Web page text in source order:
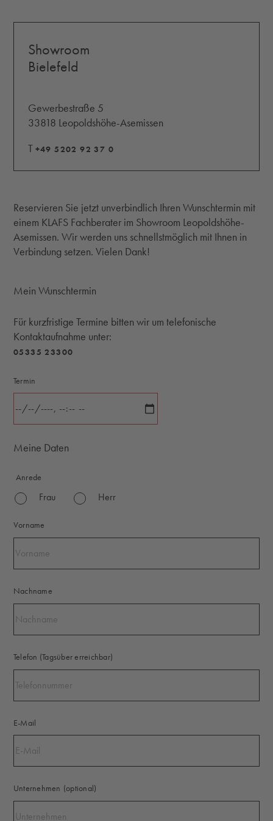
Showroom
Bielefeld
Gewerbestraße 5
33818 Leopoldshöhe-Asemissen
T +49 5202 92 37 0
Reservieren Sie jetzt unverbindlich Ihren Wunschtermin mit
einem KLAFS Fachberater im Showroom Leopoldshöhe-
Asemissen. Wir werden uns schnellstmöglich mit Ihnen in
Verbindung setzen. Vielen Dank!
Mein Wunschtermin
Für kurzfristige Termine bitten wir um telefonische
Kontaktaufnahme unter:
05335 23300
Termin
Meine Daten
Anrede
Frau Herr
Vorname
Nachname
Telefon (Tagsüber erreichbar)
E-Mail
Unternehmen (optional)